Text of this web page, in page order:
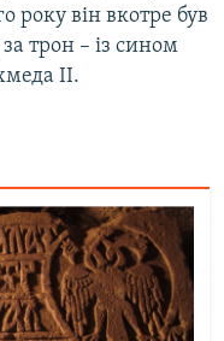
року він вкотре був
трон – із сином
II.